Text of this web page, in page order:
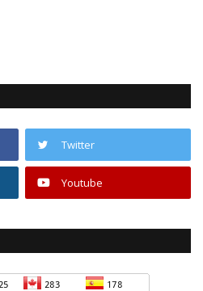
Twitter
Youtube